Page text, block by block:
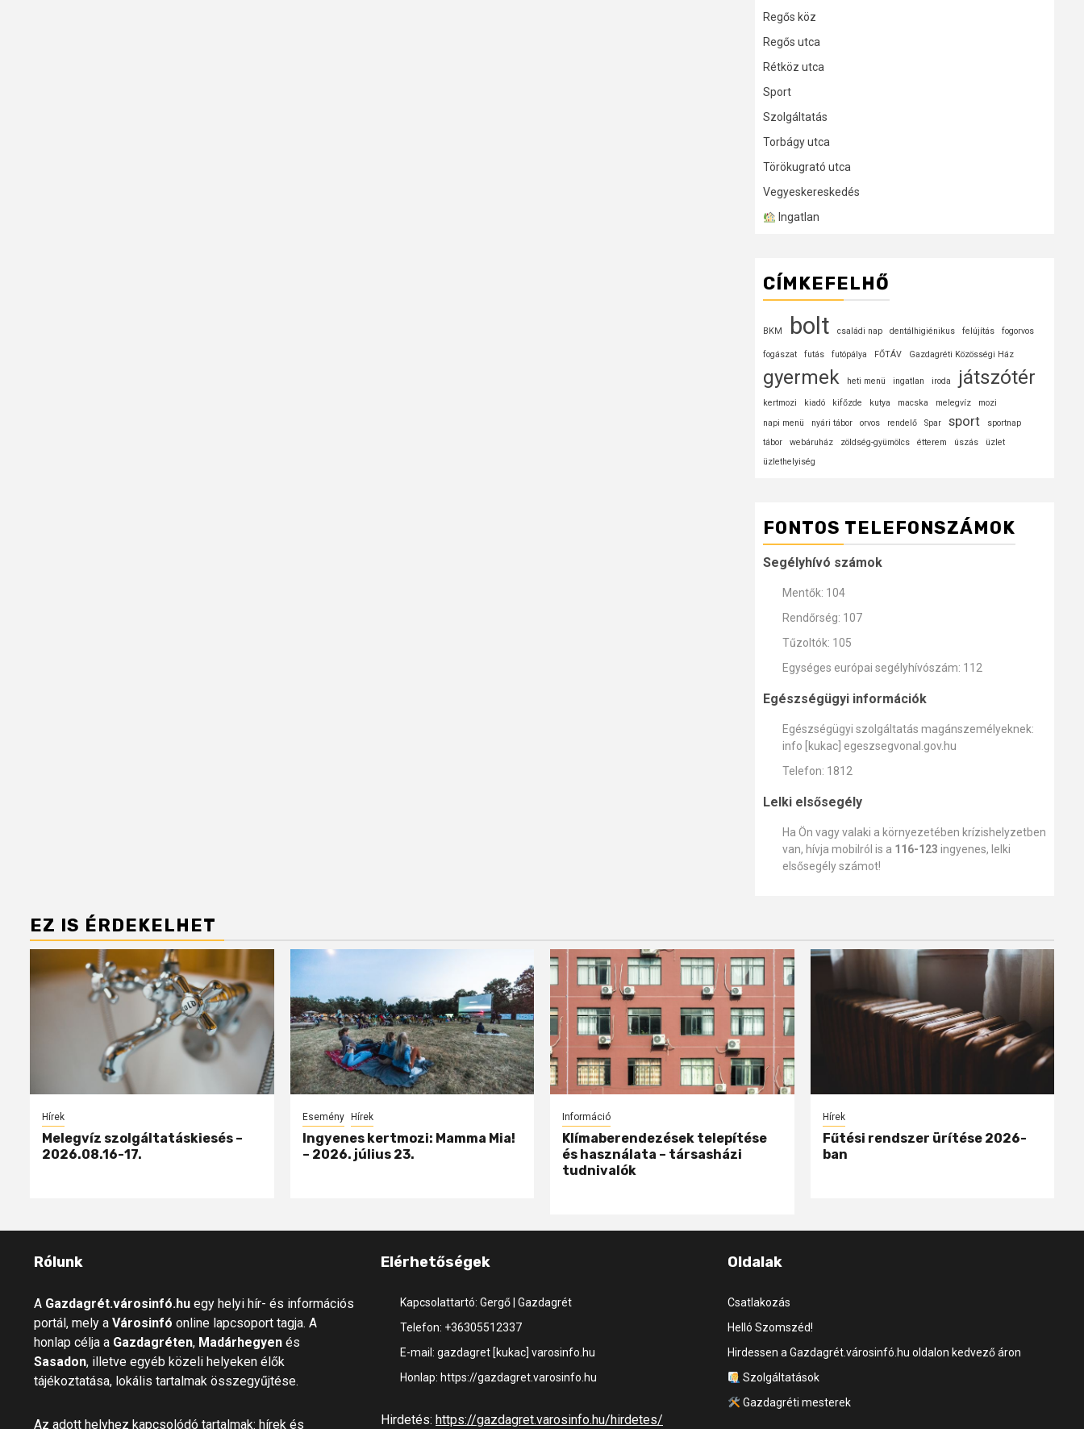
Regős köz
Regős utca
Rétköz utca
Sport
Szolgáltatás
Torbágy utca
Törökugrató utca
Vegyeskereskedés
Ingatlan
CÍMKEFELHŐ
BKM bolt családi nap dentálhigiénikus felújítás fogorvos
fogászat futás futópálya FŐTÁV Gazdagréti Közösségi Ház
gyermek heti menü ingatlan iroda játszótér
kertmozi kiadó kifőzde kutya macska melegvíz
mozi
napi menü
nyári tábor orvos rendelő Spar sport
sportnap
tábor
webáruház zöldség-gyümölcs étterem úszás
üzlet
üzlethelyiség
FONTOS TELEFONSZÁMOK
Segélyhívó számok
Mentők: 104
Rendőrség: 107
Tűzoltók: 105
Egységes európai segélyhívószám: 112
Egészségügyi információk
Egészségügyi szolgáltatás magánszemélyeknek:
info [kukac] egeszsegvonal.gov.hu
Telefon: 1812
Lelki elsősegély
Ha Ön vagy valaki a környezetében krízishelyzetben
van, hívja mobilról is a 116-123 ingyenes, lelki
elsősegély számot!
EZ IS ÉRDEKELHET
Hírek
Melegvíz szolgáltatáskiesés –
2026.08.16-17.
Esemény Hírek
Ingyenes kertmozi: Mamma Mia!
– 2026. július 23.
Információ
Klímaberendezések telepítése
és használata – társasházi
tudnivalók
Hírek
Fűtési rendszer ürítése 2026-
ban
Rólunk
A Gazdagrét.városinfó.hu egy helyi hír- és információs
portál, mely a Városinfó online lapcsoport tagja. A
honlap célja a Gazdagréten, Madárhegyen és
Sasadon, illetve egyéb közeli helyeken élők
tájékoztatása, lokális tartalmak összegyűjtése.
Az adott helyhez kapcsolódó tartalmak: hírek és
Elérhetőségek
Kapcsolattartó: Gergő | Gazdagrét
Telefon: +36305512337
E-mail: gazdagret [kukac] varosinfo.hu
Honlap: https://gazdagret.varosinfo.hu
Hirdetés: https://gazdagret.varosinfo.hu/hirdetes/
Oldalak
Csatlakozás
Helló Szomszéd!
Hirdessen a Gazdagrét.városinfó.hu oldalon kedvező áron
Szolgáltatások
Gazdagréti mesterek